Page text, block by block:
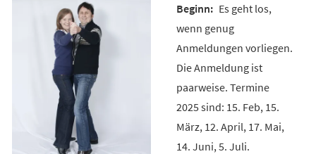
Es geht los,
wenn genug
Anmeldungen vorliegen.
Die Anmeldung ist
paarweise. Termine
2025 sind: 15. Feb, 15.
März, 12. April, 17. Mai,
14. Juni, 5. Juli.